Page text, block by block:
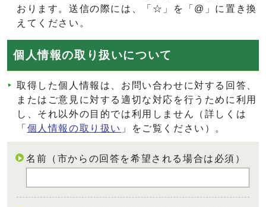
おります。送信の際には、「☆」を「@」に置き換
えてください。
個人情報の取り扱いについて
取得した個人情報は、お問い合わせに対する回答、
またはご意見に対する適切な対応を行うために利用
し、それ以外の目的では利用しません（詳しくは
「 個人情報の取り扱い 」をご覧ください）。
名前（市からの回答を希望される場合は必須）